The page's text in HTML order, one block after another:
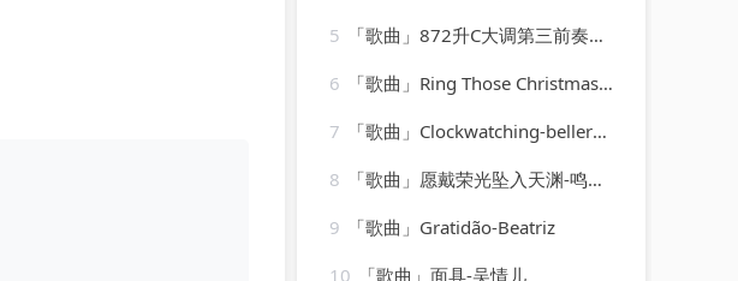
5
「歌曲」872升C大调第三前奏曲-肖斯塔科维奇
6
「歌曲」Ring Those Christmas Bells-Peggy Lee
7
「歌曲」Clockwatching-belleruche
8
「歌曲」愿戴荣光坠入天渊-鸣潮先约电台、jixwang、VISION SOUND
9
「歌曲」Gratidão-Beatriz
10
「歌曲」面具-吴情儿